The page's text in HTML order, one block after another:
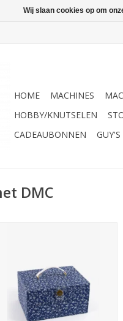
HOME MACHINES
HOBBY/KNUTSELEN
CADEAUBONNEN
DMC
Wij slaan cookies op om